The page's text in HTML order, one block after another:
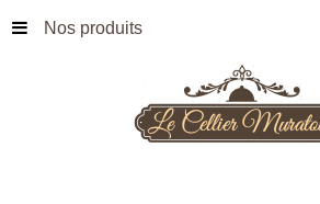
Nos produits